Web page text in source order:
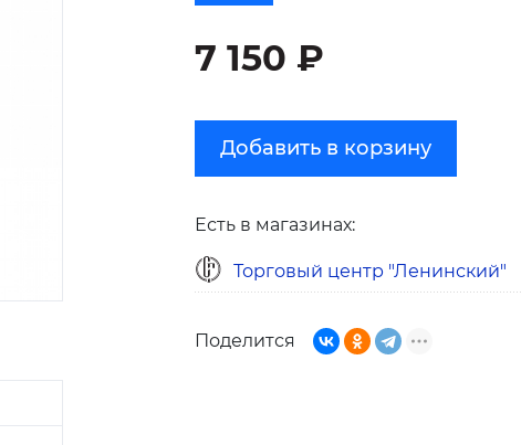
7 150 ₽
Добавить в корзину
Есть в магазинах:
Торговый центр "Ленинский"
Поделится